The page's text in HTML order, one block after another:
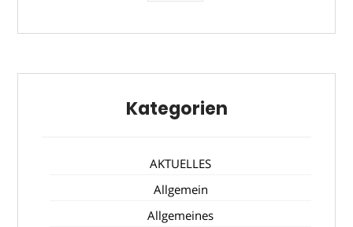
Kategorien
AKTUELLES
Allgemein
Allgemeines